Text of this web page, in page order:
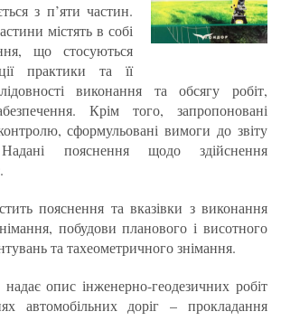
з п’яти частин.
містять в собі
що стосуються
практики та її
виконання та обсягу робіт,
Крім того, запропоновані
сформульовані вимоги до звіту
пояснення щодо здійснення
пояснення та вказівки з виконання
побудови планового і висотного
та тахеометричного знімання.
опис інженерно-геодезичних робіт
автомобільних доріг – прокладання